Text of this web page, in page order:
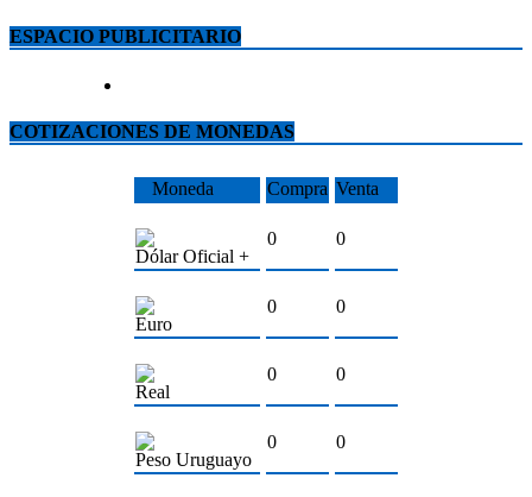
ESPACIO PUBLICITARIO
COTIZACIONES DE MONEDAS
Moneda Compra Venta
Dólar Oficial +
0 0
Euro
0 0
Real
0 0
Peso Uruguayo
0 0